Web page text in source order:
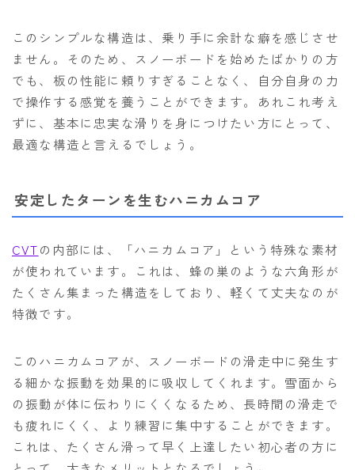
このシンプルな構造は、乗り手に余計な癖を感じさせ
ません。そのため、スノーボードを始めたばかりの方
でも、板の性能に頼りすぎることなく、自分自身の力
で操作する感覚を養うことができます。あれこれ考え
ずに、基本に忠実な滑りを身につけたい方にとって、
最適な構造と言えるでしょう。
安定したターンを生むハニカムコア
CVTの内部には、「ハニカムコア」という特殊な素材
が使われています。これは、蜂の巣のような六角形が
たくさん集まった構造をしており、軽くて丈夫なのが
特徴です。
このハニカムコアが、スノーボードの滑走中に発生す
る細かな振動を効果的に吸収してくれます。雪面から
の振動が体に伝わりにくくなるため、長時間の滑走で
も疲れにくく、より練習に集中することができます。
これは、たくさん滑って早く上達したい初心者の方に